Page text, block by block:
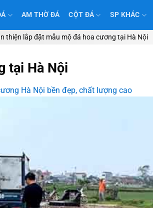
AM THỜ ĐÁ CỘT ĐÁ SP KHÁC
thiện lắp đặt mẫu mộ đá hoa cương tại Hà Nội
tại Hà Nội
Hà Nội bền đẹp, chất lượng cao